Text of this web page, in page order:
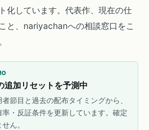
化しています。代表作、現在の仕
と、nariyachanへの相談窓口をこ
追加リセットを予測中
節目と過去の配布タイミングから、
・反証条件を更新しています。確定
ん。